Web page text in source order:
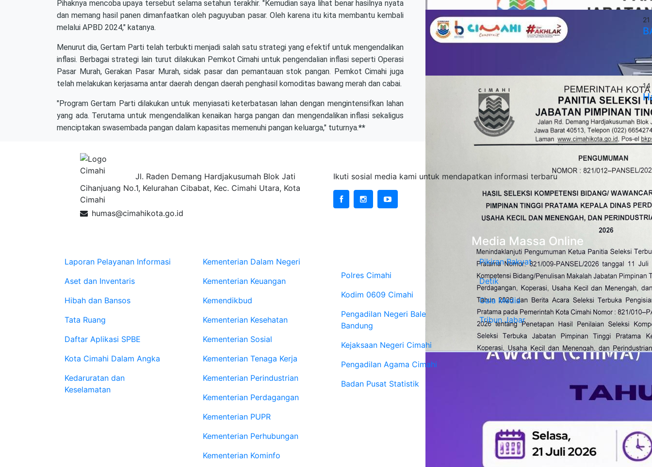
Pihaknya mencoba upaya tersebut selama setahun terakhir. "Kemudian saya lihat benar hasilnya nyata
dan memang hasil panen dimanfaatkan oleh paguyuban pasar. Oleh karena itu kita membantu kembali
melalui APBD 2024," katanya.
Menurut dia, Gertam Parti telah terbukti menjadi salah satu strategi yang efektif untuk mengendalikan
inflasi. Berbagai strategi lain turut dilakukan Pemkot Cimahi untuk pengendalian inflasi seperti Operasi
Pasar Murah, Gerakan Pasar Murah, sidak pasar dan pemantauan stok pangan. Pemkot Cimahi juga
telah melakukan kerjasama antar daerah dengan daerah penghasil komoditas bawang merah dan cabai.
"Program Gertam Parti dilakukan untuk menyiasati keterbatasan lahan dengan mengintensifkan lahan
yang ada. Terutama untuk mengendalikan kenaikan harga pangan dan mengendalikan inflasi sekaligus
menciptakan swasembada pangan dalam kapasitas memenuhi pangan keluarga," tuturnya.**
14
Jl. Raden Demang Hardjakusumah Blok Jati
Cihanjuang No.1, Kelurahan Cibabat, Kec. Cimahi Utara, Kota
Cimahi
humas@cimahikota.go.id
Ikuti sosial media kami untuk mendapatkan informasi terbaru
Laporan Pelayanan Informasi
Aset dan Inventaris
Hibah dan Bansos
Tata Ruang
Daftar Aplikasi SPBE
Kota Cimahi Dalam Angka
Kedaruratan dan
Keselamatan
Kementerian Dalam Negeri
Kementerian Keuangan
Kemendikbud
Kementerian Kesehatan
Kementerian Sosial
Kementerian Tenaga Kerja
Kementerian Perindustrian
Kementerian Perdagangan
Kementerian PUPR
Kementerian Perhubungan
Kementerian Kominfo
Polres Cimahi
Kodim 0609 Cimahi
Pengadilan Negeri Bale
Bandung
Kejaksaan Negeri Cimahi
Pengadilan Agama Cimahi
Badan Pusat Statistik
Media Massa Online
Pikiran Rakyat
Detik
Gala Media
Tribun Jabar